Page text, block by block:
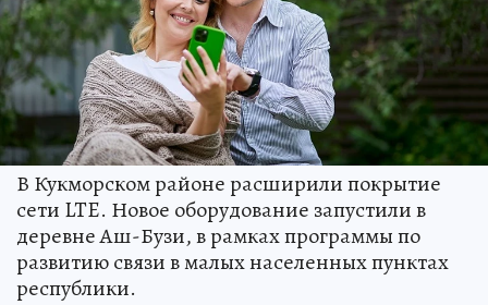
В Кукморском районе расширили покрытие
сети LTE. Новое оборудование запустили в
деревне Аш-Бузи, в рамках программы по
развитию связи в малых населенных пунктах
республики.